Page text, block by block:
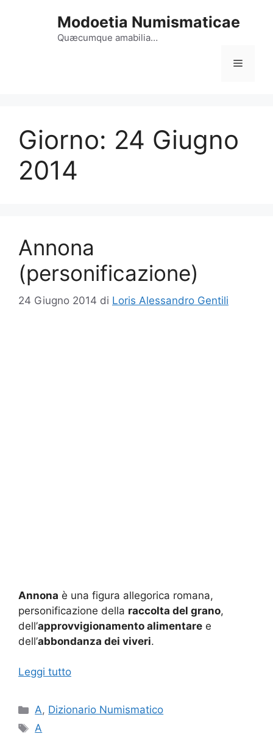
Modoetia Numismaticae
Quæcumque amabilia…
Menu
Giorno: 24 Giugno
2014
Annona
(personificazione)
24 Giugno 2014 di Loris Alessandro Gentili
Annona è una figura allegorica romana,
personificazione della raccolta del grano,
dell’approvvigionamento alimentare e
dell’abbondanza dei viveri.
Leggi tutto
Categorie
A, Dizionario Numismatico
Tag
A